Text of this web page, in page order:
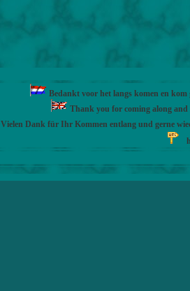
Bedankt voor het langs komen en
Thank you for coming along and
Vielen Dank für Ihr Kommen entlang und gerne